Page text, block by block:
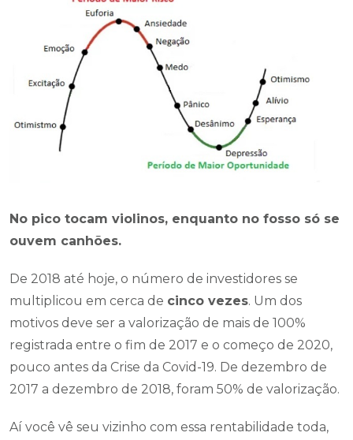
No pico tocam violinos, enquanto no fosso só se
ouvem canhões.
De 2018 até hoje, o número de investidores se
multiplicou em cerca de cinco vezes. Um dos
motivos deve ser a valorização de mais de 100%
registrada entre o fim de 2017 e o começo de 2020,
pouco antes da Crise da Covid-19. De dezembro de
2017 a dezembro de 2018, foram 50% de valorização.
Aí você vê seu vizinho com essa rentabilidade toda,